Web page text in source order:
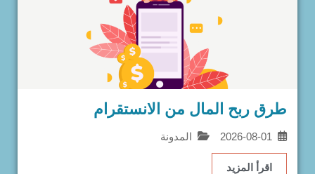
طرق ربح المال من الانستقرام
2026-08-01 المدونة
اقرأ المزيد